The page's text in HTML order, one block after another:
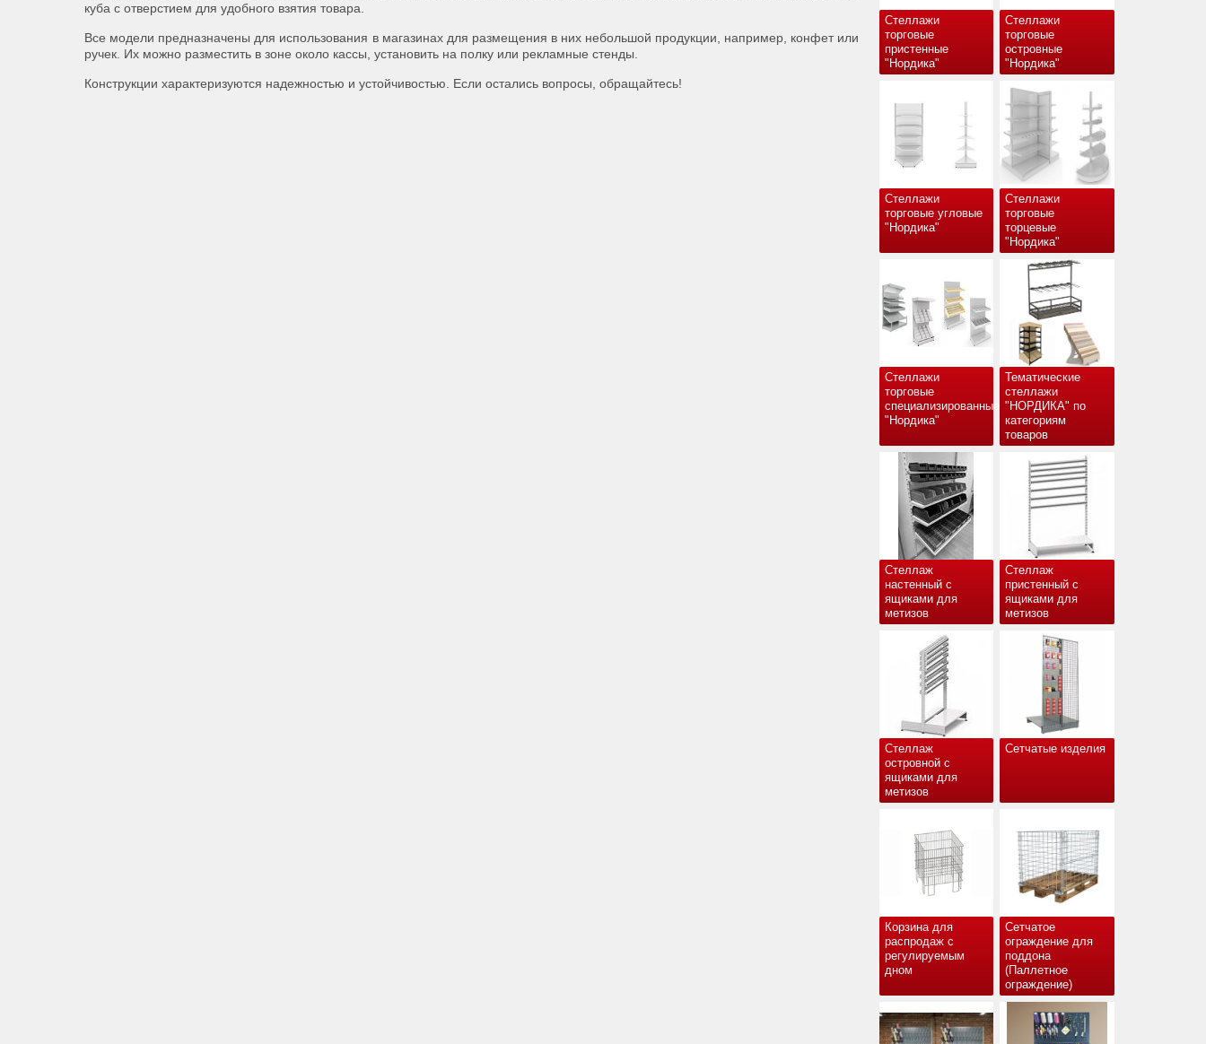
Стеллажи
торговые
пристенные
"Нордика"
Стеллажи
торговые
островные
"Нордика"
Стеллажи
торговые угловые
"Нордика"
Стеллажи
торговые
торцевые
"Нордика"
Стеллажи
торговые
специализированные
"Нордика"
Тематические
стеллажи
"НОРДИКА" по
категориям
товаров
Стеллаж
настенный с
ящиками для
метизов
Стеллаж
пристенный с
ящиками для
метизов
Стеллаж
островной с
ящиками для
метизов
Сетчатые изделия
Корзина для
распродаж с
регулируемым
дном
Сетчатое
ограждение для
поддона
(Паллетное
ограждение)
куба с отверстием для удобного взятия товара.
Все модели предназначены для использования в магазинах для размещения в них небольшой продукции, например, конфет или
ручек. Их можно разместить в зоне около кассы, установить на полку или рекламные стенды.
Конструкции характеризуются надежностью и устойчивостью. Если остались вопросы, обращайтесь!